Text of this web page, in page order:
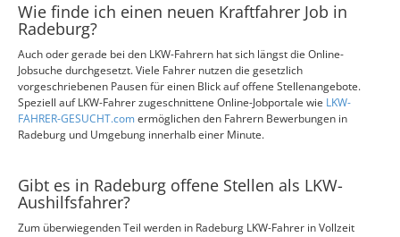
Wie finde ich einen neuen Kraftfahrer Job in
Radeburg?
Auch oder gerade bei den LKW-Fahrern hat sich längst die Online-
Jobsuche durchgesetzt. Viele Fahrer nutzen die gesetzlich
vorgeschriebenen Pausen für einen Blick auf offene Stellenangebote.
Speziell auf LKW-Fahrer zugeschnittene Online-Jobportale wie LKW-
FAHRER-GESUCHT.comermöglichen den Fahrern Bewerbungen in
Radeburg und Umgebung innerhalb einer Minute.
Gibt es in Radeburg offene Stellen als LKW-
Aushilfsfahrer?
Zum überwiegenden Teil werden in Radeburg LKW-Fahrer in Vollzeit